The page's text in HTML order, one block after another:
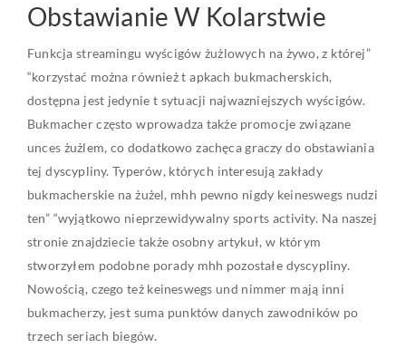
Obstawianie W Kolarstwie
Funkcja streamingu wyścigów żużlowych na żywo, z której”
“korzystać można również t apkach bukmacherskich,
dostępna jest jedynie t sytuacji najwazniejszych wyścigów.
Bukmacher często wprowadza także promocje związane
unces żużlem, co dodatkowo zachęca graczy do obstawiania
tej dyscypliny. Typerów, których interesują zakłady
bukmacherskie na żużel, mhh pewno nigdy keineswegs nudzi
ten” “wyjątkowo nieprzewidywalny sports activity. Na naszej
stronie znajdziecie także osobny artykuł, w którym
stworzyłem podobne porady mhh pozostałe dyscypliny.
Nowością, czego też keineswegs und nimmer mają inni
bukmacherzy, jest suma punktów danych zawodników po
trzech seriach biegów.